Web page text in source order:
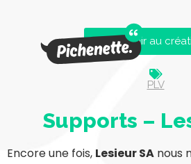
Revenir au
PLV
Supports –
Encore une fois, Lesieur SA nous